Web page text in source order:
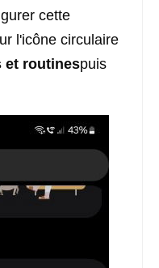
cette
l'icône circulaire
et routinespuis